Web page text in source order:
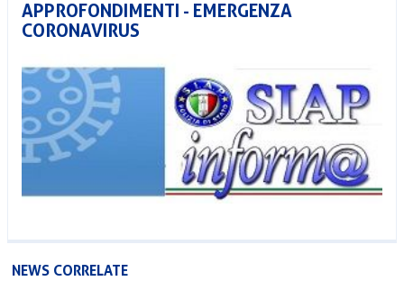
APPROFONDIMENTI - EMERGENZA
CORONAVIRUS
NEWS CORRELATE